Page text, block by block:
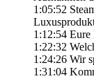
1:05:52
1:12:54
1:22:32
1:24:26 Wir
1:31:04